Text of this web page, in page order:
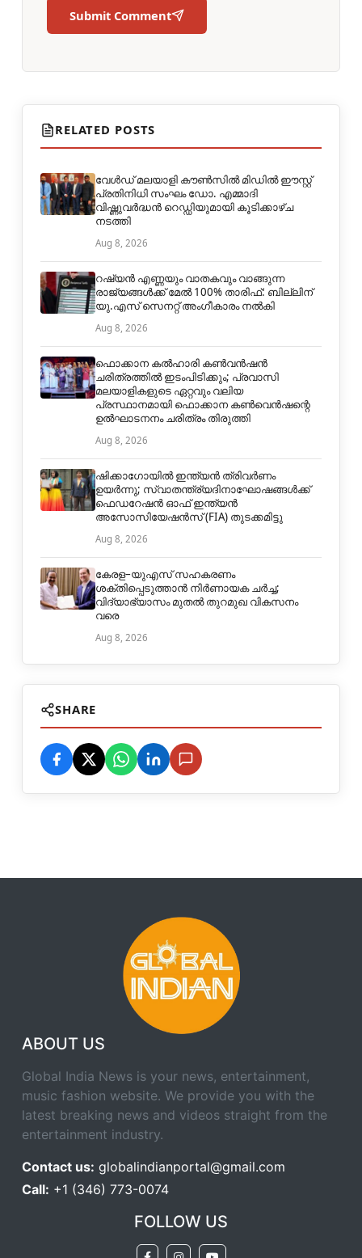
Submit Comment
RELATED POSTS
വേൾഡ് മലയാളി കൗൺസിൽ മിഡിൽ ഈസ്റ്റ്
പ്രതിനിധി സംഘം ഡോ. എമ്മാദി
വിഷ്ണുവർദ്ധൻ റെഡ്ഡിയുമായി കൂടിക്കാഴ്ച
നടത്തി
Aug 8, 2026
റഷ്യൻ എണ്ണയും വാതകവും വാങ്ങുന്ന
രാജ്യങ്ങൾക്ക് മേൽ 100% താരിഫ്: ബില്ലിന്
യു.എസ് സെനറ്റ് അംഗീകാരം നൽകി
Aug 8, 2026
ഫൊക്കാന കൽഹാരി കൺവൻഷൻ
ചരിത്രത്തിൽ ഇടംപിടിക്കും; പ്രവാസി
മലയാളികളുടെ ഏറ്റവും വലിയ
പ്രസ്ഥാനമായി ഫൊക്കാന കൺവെൻഷന്റെ
ഉൽഘാടനനം ചരിത്രം തിരുത്തി
Aug 8, 2026
ഷിക്കാഗോയിൽ ഇന്ത്യൻ ത്രിവർണം
ഉയർന്നു; സ്വാതന്ത്ര്യദിനാഘോഷങ്ങൾക്ക്
ഫെഡറേഷൻ ഓഫ് ഇന്ത്യൻ
അസോസിയേഷൻസ് (FIA) തുടക്കമിട്ടു
Aug 8, 2026
കേരള–യുഎസ് സഹകരണം
ശക്തിപ്പെടുത്താൻ നിർണായക ചർച്ച;
വിദ്യാഭ്യാസം മുതൽ തുറമുഖ വികസനം
വരെ
Aug 8, 2026
SHARE
ABOUT US
Global India News is your news, entertainment,
music fashion website. We provide you with the
latest breaking news and videos straight from the
entertainment industry.
Contact us: globalindianportal@gmail.com
Call: +1 (346) 773-0074
FOLLOW US